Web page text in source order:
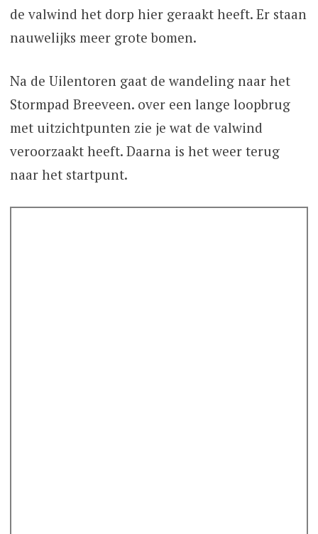
de valwind het dorp hier geraakt heeft. Er staan
nauwelijks meer grote bomen.
Na de Uilentoren gaat de wandeling naar het
Stormpad Breeveen. over een lange loopbrug
met uitzichtpunten zie je wat de valwind
veroorzaakt heeft. Daarna is het weer terug
naar het startpunt.